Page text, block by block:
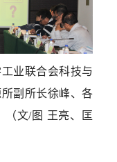
业联合会科技与
副所长徐峰、各
（文/图 王亮、匡